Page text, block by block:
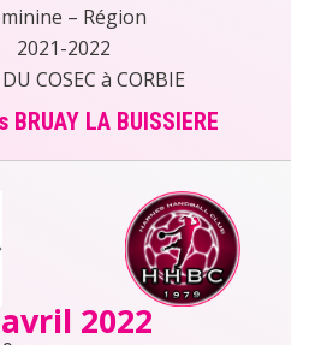
– Région
2021-2022
COSEC à CORBIE
BRUAY LA BUISSIERE
2022